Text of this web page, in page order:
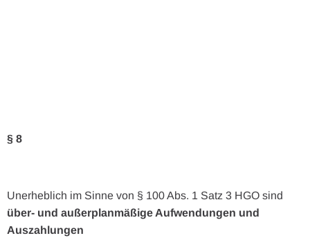
§ 8
Unerheblich im Sinne von § 100 Abs. 1 Satz 3 HGO sind
über- und außerplanmäßige Aufwendungen und
Auszahlungen